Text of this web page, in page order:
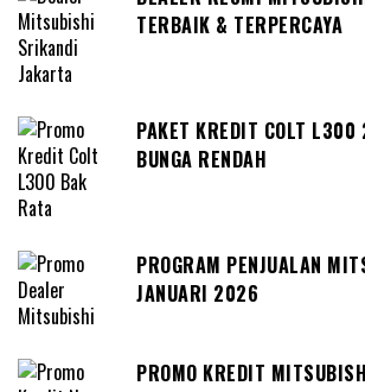
TERBAIK & TERPERCAYA
PAKET KREDIT COLT
BUNGA RENDAH
PROGRAM PENJUALAN
JANUARI 2026
PROMO KREDIT